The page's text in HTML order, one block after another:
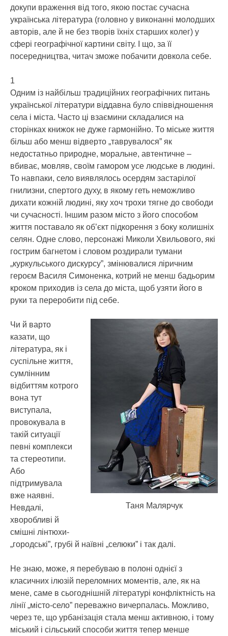
докупи враження від того, якою постає сучасна
українська література (головно у виконанні молодших
авторів, але й не без творів їхніх старших колег) у
сфері географічної картини світу. І що, за її
посередництва, читач зможе побачити довкола себе.
1
Одним із найбільш традиційних географічних питань
української літератури віддавна було співвідношення
села і міста. Часто ці взаємини складалися на
сторінках книжок не дуже гармонійно. То міське життя
більш або менш відверто „таврувалося” як
недостатньо природне, моральне, автентичне –
вбиває, мовляв, своїм гамором усе людське в людині.
То навпаки, село виявлялось осердям застарілої
гнилизни, спертого духу, в якому геть неможливо
дихати кожній людині, яку хоч трохи тягне до свободи
чи сучасності. Іншим разом місто з його способом
життя поставало як об’єкт підкорення з боку колишніх
селян. Одне слово, персонажі Миколи Хвильового, які
гострим багнетом і словом роздирали тумани
„куркульського дискурсу”, змінювалися ліричним
героєм Василя Симоненка, котрий не менш бадьорим
кроком приходив із села до міста, щоб узяти його в
руки та переробити під себе.
Таня Малярчук
Чи й варто
казати, що
література, як і
суспільне життя,
сумлінним
відбиттям котрого
вона тут
виступала,
провокувала в
такій ситуації
певні комплекси
та стереотипи.
Або
підтримувала
вже наявні.
Невдалі,
хворобливі й
смішні лінтюхи-
„городські”, грубі й наївні „селюки” і так далі.
Не знаю, може, я перебуваю в полоні однієї з
класичних ілюзій переломних моментів, але, як на
мене, саме в сьогоднішній літературі конфліктність на
лінії „місто-село” переважно вичерпалась. Можливо,
через те, що урбанізація стала менш активною, і тому
міський і сільський способи життя тепер менше